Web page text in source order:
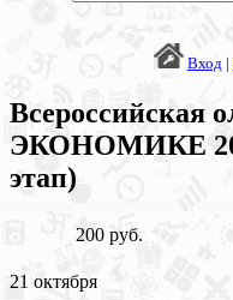
Вход |
Всероссийская
ЭКОНОМИКЕ
этап)
200 руб.
21 октября